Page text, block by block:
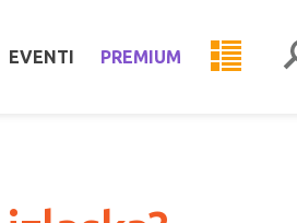
EVENTI PREMIUM